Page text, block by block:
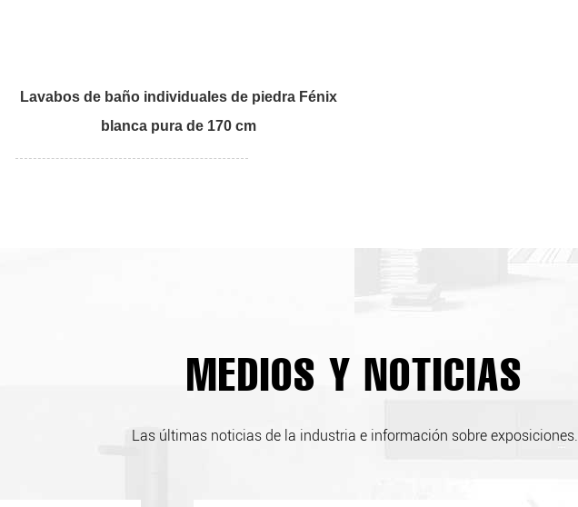
Lavabos de baño individuales de piedra Fénix
blanca pura de 170 cm
MEDIOS Y NOTICIAS
Las últimas noticias de la industria e información sobre exposiciones.